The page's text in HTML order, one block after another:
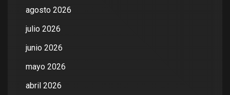
agosto 2026
julio 2026
junio 2026
mayo 2026
abril 2026